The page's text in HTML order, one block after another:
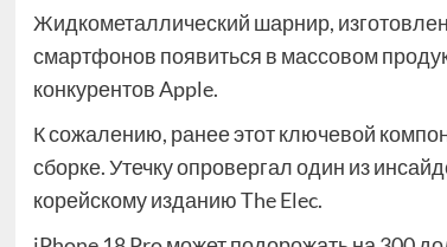
Жидкометаллический шарнир,
смартфонов появиться в массовом
конкурентов Apple.
К сожалению, ранее этот ключевой
сборке. Утечку опровергал один из
корейскому изданию The Elec.